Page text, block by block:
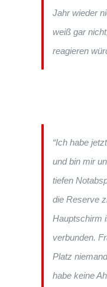
Jahr wieder
weiß gar
reagieren
“Ich habe
und bin mir
tiefen
die Reserve
Hauptschirm
verbunden.
Platz
habe keine